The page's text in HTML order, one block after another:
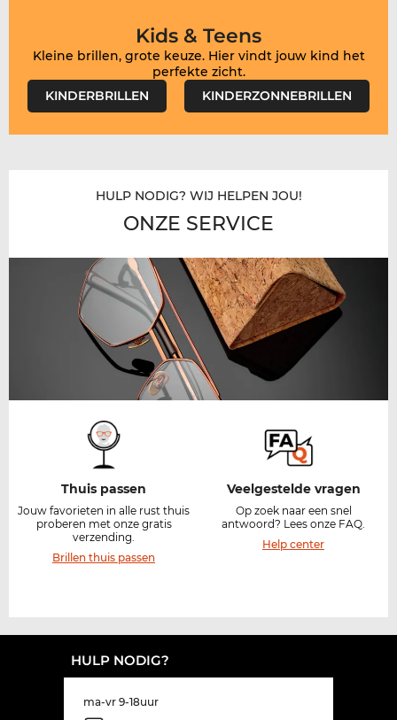
Kids & Teens
Kleine brillen, grote keuze. Hier vindt jouw kind het
perfekte zicht.
KINDERBRILLEN
KINDERZONNEBRILLEN
HULP NODIG? WIJ HELPEN JOU!
ONZE SERVICE​
Thuis passen​
Jouw favorieten in alle rust thuis
proberen met onze gratis
verzending.​
Brillen thuis passen
Veelgestelde vragen
Op zoek naar een snel
antwoord? Lees onze FAQ.
Help center
HULP NODIG?
ma-vr 9-18uur